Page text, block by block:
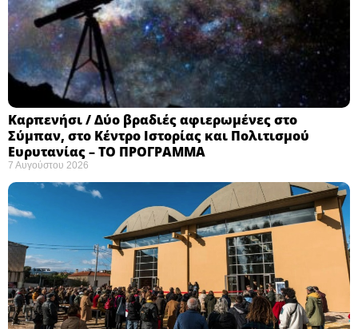
Καρπενήσι / Δύο βραδιές αφιερωμένες στο
Σύμπαν, στο Κέντρο Ιστορίας και Πολιτισμού
Ευρυτανίας – ΤΟ ΠΡΟΓΡΑΜΜΑ
7 Αυγούστου 2026